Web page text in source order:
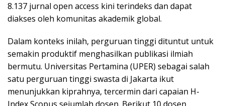
8.137 jurnal open access kini terindeks dan dapat
diakses oleh komunitas akademik global.
Dalam konteks inilah, perguruan tinggi dituntut untuk
semakin produktif menghasilkan publikasi ilmiah
bermutu. Universitas Pertamina (UPER) sebagai salah
satu perguruan tinggi swasta di Jakarta ikut
menunjukkan kiprahnya, tercermin dari capaian H-